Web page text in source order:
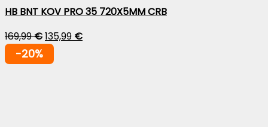
HB BNT KOV PRO 35 720X5MM CRB
169,99€135,99 €
-20%